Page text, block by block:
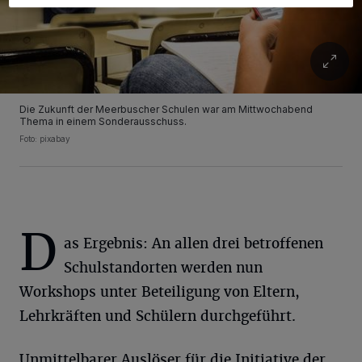
Die Zukunft der Meerbuscher Schulen war am Mittwochabend
Thema in einem Sonderausschuss.
Foto: pixabay
D as Ergebnis: An allen drei betroffenen
Schulstandorten werden nun
Workshops unter Beteiligung von Eltern,
Lehrkräften und Schülern durchgeführt.